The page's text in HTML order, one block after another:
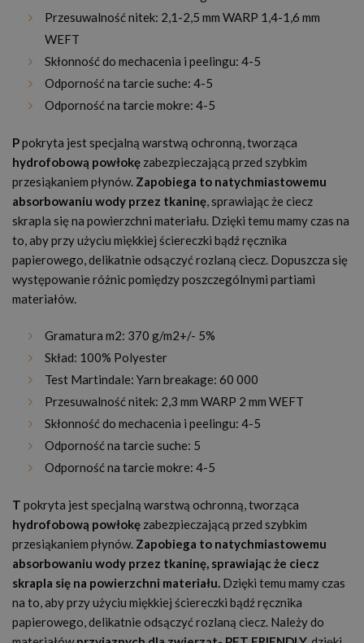
Przesuwalność nitek: 2,1-2,5 mm WARP 1,4-1,6 mm
WEFT
Skłonność do mechacenia i peelingu: 4-5
Odporność na tarcie suche: 4-5
Odporność na tarcie mokre: 4-5
Ppokryta jest specjalną warstwą ochronną, tworząca
hydrofobową powłokę zabezpieczającą przed szybkim
przesiąkaniem płynów. Zapobiega to natychmiastowemu
absorbowaniu wody przez tkaninę, sprawiając że ciecz
skrapla się na powierzchni materiału. Dzięki temu mamy czas na
to, aby przy użyciu miękkiej ściereczki bądź ręcznika
papierowego, delikatnie odsączyć rozlaną ciecz. Dopuszcza się
występowanie różnic pomiędzy poszczególnymi partiami
materiałów.
Gramatura m2: 370 g/m2+/- 5%
Skład: 100% Polyester
Test Martindale: Yarn breakage: 60 000
Przesuwalność nitek: 2,3 mm WARP 2 mm WEFT
Skłonność do mechacenia i peelingu: 4-5
Odporność na tarcie suche: 5
Odporność na tarcie mokre: 4-5
T pokryta jest specjalną warstwą ochronną, tworząca
hydrofobową powłokę zabezpieczającą przed szybkim
przesiąkaniem płynów. Zapobiega to natychmiastowemu
absorbowaniu wody przez tkaninę, sprawiając że ciecz
skrapla się na powierzchni materiału. Dzięki temu mamy czas
na to, aby przy użyciu miękkiej ściereczki bądź ręcznika
papierowego, delikatnie odsączyć rozlaną ciecz. Należy do